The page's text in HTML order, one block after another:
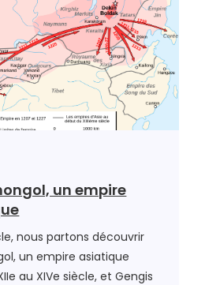
un empire
nous partons découvrir
un empire asiatique
au XIVe siècle, et Gengis